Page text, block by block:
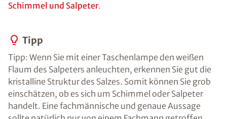
Schimmel und Salpeter.
Tipp
Tipp: Wenn Sie mit einer Taschenlampe den weißen
Flaum des Salpeters anleuchten, erkennen Sie gut die
kristalline Struktur des Salzes. Somit können Sie grob
einschätzen, ob es sich um Schimmel oder Salpeter
handelt. Eine fachmännische und genaue Aussage